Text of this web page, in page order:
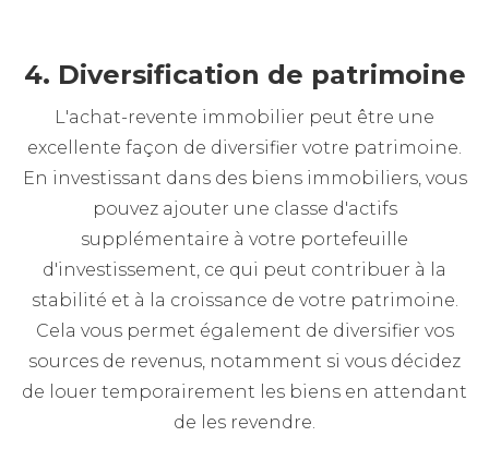
4. Diversification de patrimoine
L'achat-revente immobilier peut être une
excellente façon de diversifier votre patrimoine.
En investissant dans des biens immobiliers, vous
pouvez ajouter une classe d'actifs
supplémentaire à votre portefeuille
d'investissement, ce qui peut contribuer à la
stabilité et à la croissance de votre patrimoine.
Cela vous permet également de diversifier vos
sources de revenus, notamment si vous décidez
de louer temporairement les biens en attendant
de les revendre.